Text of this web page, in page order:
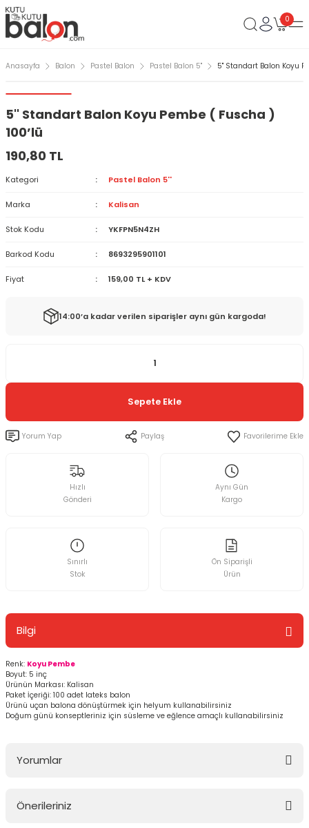
0
Anasayfa Balon Pastel Balon Pastel Balon 5'' 5'' Standart Balon Koyu
5'' Standart Balon Koyu Pembe ( Fuscha )
100’lü
190,80 TL
Kategori Pastel Balon 5''
Marka Kalisan
Stok Kodu YKFPN5N4ZH
Barkod Kodu 8693295901101
Fiyat 159,00 TL + KDV
14:00’a kadar verilen siparişler aynı gün kargoda!
Sepete Ekle
Yorum Yap Paylaş
Hızlı
Gönderi
Aynı Gün
Kargo
Sınırlı
Stok
Ön Siparişli
Ürün
Bilgi
Renk: Koyu Pembe
Boyut: 5 inç
Ürünün Markası: Kalisan
Paket İçeriği: 100 adet lateks balon
Ürünü uçan balona dönüştürmek için helyum kullanabilirsiniz
Doğum günü konseptleriniz için süsleme ve eğlence amaçlı kullanabilirsiniz
Yorumlar
Önerileriniz